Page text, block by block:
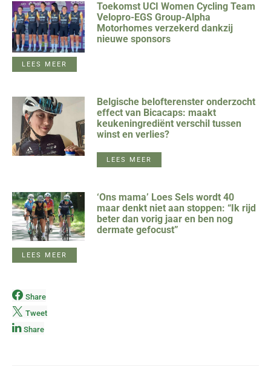
Toekomst UCI Women Cycling Team
Velopro-EGS Group-Alpha
Motorhomes verzekerd dankzij
nieuwe sponsors
LEES MEER
Belgische belofterenster onderzocht
effect van Bicacaps: maakt
keukeningrediënt verschil tussen
winst en verlies?
LEES MEER
‘Ons mama’ Loes Sels wordt 40
maar denkt niet aan stoppen: “Ik rijd
beter dan vorig jaar en ben nog
dermate gefocust”
LEES MEER
Share
Tweet
Share